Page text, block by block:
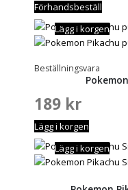
Förhandsbeställ
Beställningsvara
Lägg i korgen
189 kr
Lägg i korgen
Lägg i korgen